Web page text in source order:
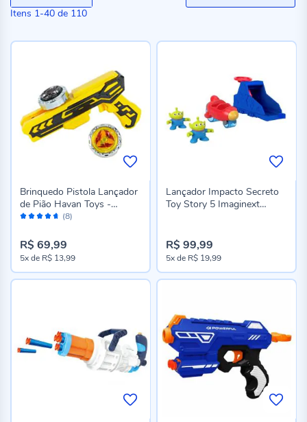
Itens 1-40 de 110
Avaliação: (8)
Brinquedo Pistola Lançador
de Pião Havan Toys -
Sortido
R$ 69,99
5xde R$ 13,99
Lançador Impacto Secreto
Toy Story 5 Imaginext
R$ 99,99
5xde R$ 19,99